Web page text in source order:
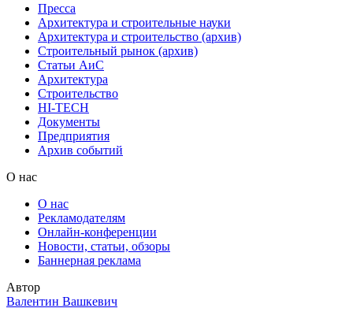
Пресса
Архитектура и строительные науки
Архитектура и строительство (архив)
Строительный рынок (архив)
Статьи АиС
Архитектура
Строительство
HI-TECH
Документы
Предприятия
Архив событий
О нас
О нас
Рекламодателям
Онлайн-конференции
Новости, статьи, обзоры
Баннерная реклама
Автор
Валентин Вашкевич